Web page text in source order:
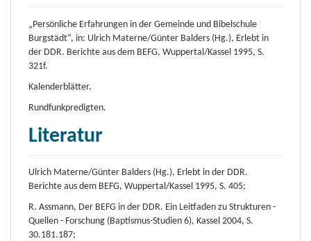
„Persönliche Erfahrungen in der Gemeinde und Bibelschule
Burgstädt“, in: Ulrich Materne/Günter Balders (Hg.), Erlebt in
der DDR. Berichte aus dem BEFG, Wuppertal/Kassel 1995, S.
321f.
Kalenderblätter.
Rundfunkpredigten.
Literatur
Ulrich Materne/Günter Balders (Hg.), Erlebt in der DDR.
Berichte aus dem BEFG, Wuppertal/Kassel 1995, S. 405;
R. Assmann, Der BEFG in der DDR. Ein Leitfaden zu Strukturen -
Quellen - Forschung (Baptismus-Studien 6), Kassel 2004, S.
30.181.187;